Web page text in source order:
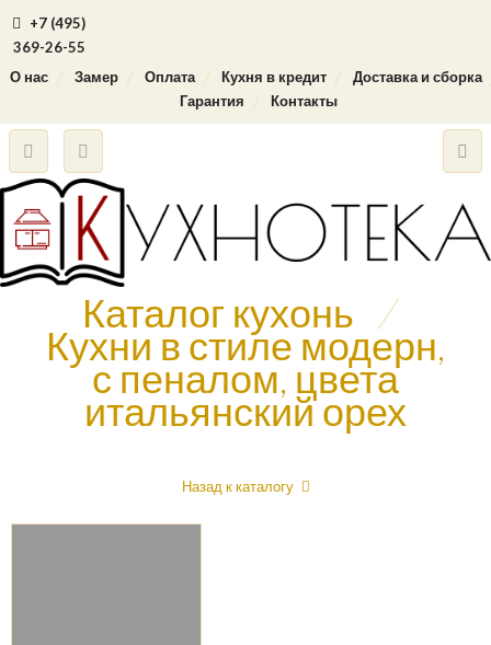
+7 (495)
369-26-55
О нас
Замер Оплата Кухня в кредит
Доставка и сборка
Гарантия
Контакты
Каталог кухонь /
Кухни в стиле модерн,
с пеналом, цвета
итальянский орех
Назад к каталогу